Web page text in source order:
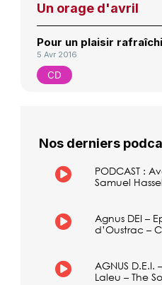
Un orage d'avril
Pour un plaisir
5 Avr 2016
CD
Nos derniers
PODCAST :
Samuel
Agnus DEI –
d’Oustrac –
AGNUS
Laleu – The